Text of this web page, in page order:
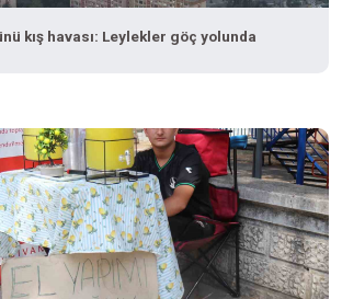
kış havası: Leylekler göç yolunda